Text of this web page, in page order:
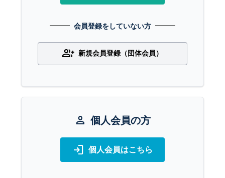
会員登録をしていない方
group_add 新規会員登録（団体会員）
person 個人会員の方
login 個人会員はこちら